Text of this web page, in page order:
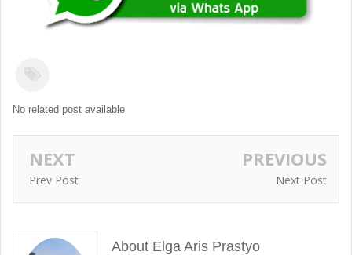
No related post available
NEXT
Prev Post
PREVIOUS
Next Post
About Elga Aris Prastyo